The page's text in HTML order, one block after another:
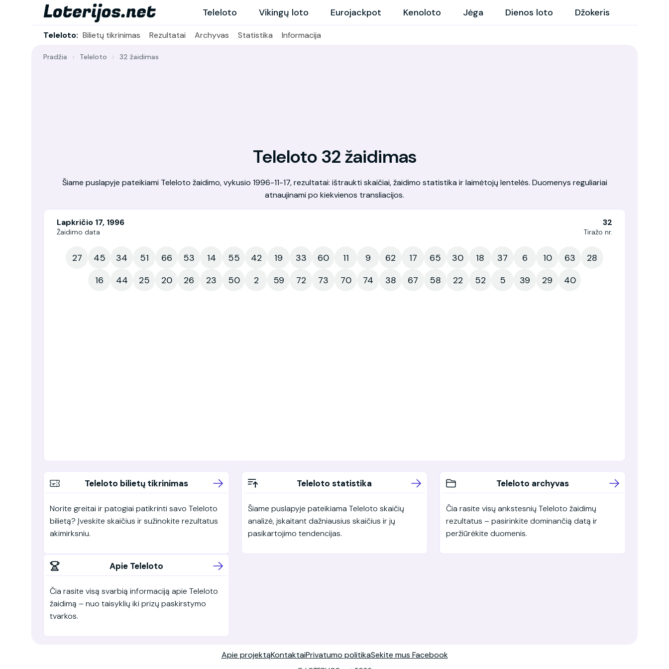
Teleloto Vikingų loto Eurojackpot Kenoloto Jėga Dienos loto Džokeris
Teleloto: Bilietų tikrinimas Rezultatai Archyvas Statistika Informacija
Pradžia Teleloto 32 žaidimas
Teleloto 32 žaidimas
Šiame puslapyje pateikiami Teleloto žaidimo, vykusio 1996-11-17, rezultatai: ištraukti skaičiai, žaidimo statistika ir laimėtojų lentelės. Duomenys reguliariai
atnaujinami po kiekvienos transliacijos.
Lapkričio 17, 1996
Žaidimo data
32
Tiražo nr.
27 45 34 51 66 53 14 55 42 19 33 60 11 9 62 17 65 30 18 37 6 10 63
28
16
44 25 20 26 23 50 2 59 72 73 70 74 38 67 58 22 52 5 39 29 40
Teleloto bilietų tikrinimas
Norite greitai ir patogiai patikrinti savo Teleloto
bilietą? Įveskite skaičius ir sužinokite rezultatus
akimirksniu.
Teleloto statistika
Šiame puslapyje pateikiama Teleloto skaičių
analizė, įskaitant dažniausius skaičius ir jų
pasikartojimo tendencijas.
Teleloto archyvas
Čia rasite visų ankstesnių Teleloto žaidimų
rezultatus – pasirinkite dominančią datą ir
peržiūrėkite duomenis.
Apie Teleloto
Čia rasite visą svarbią informaciją apie Teleloto
žaidimą – nuo taisyklių iki prizų paskirstymo
tvarkos.
Apie projektąKontaktaiPrivatumo politikaSekite mus Facebook